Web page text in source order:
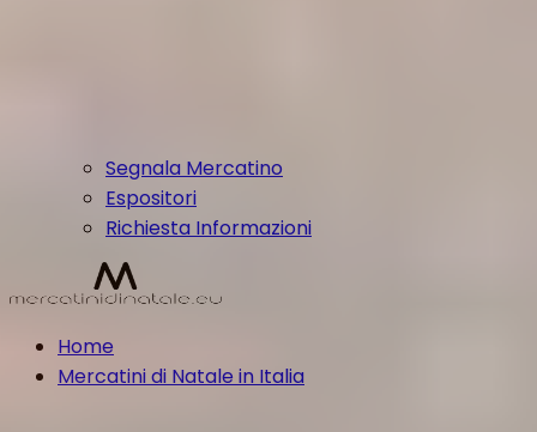
Segnala Mercatino
Espositori
Richiesta Informazioni
Home
Mercatini di Natale in Italia